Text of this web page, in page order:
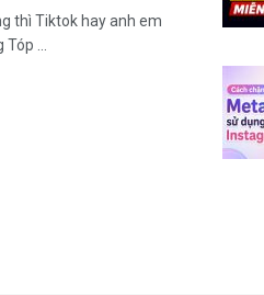
thì Tiktok hay anh em
...